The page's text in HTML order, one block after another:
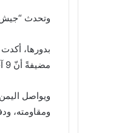
وتحدث
مضيفةً أنّ 9 آخرين أصيبوا من جراء الهلع في إثر تفعيل صفارات الإنذار.
ويواصل
ومقاومته،